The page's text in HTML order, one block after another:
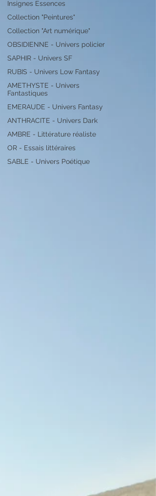
Insignes Essences
Collection "Peintures"
Collection "Art numérique"
OBSIDIENNE - Univers policier
SAPHIR - Univers SF
RUBIS - Univers Low Fantasy
AMETHYSTE - Univers
Fantastiques
EMERAUDE - Univers Fantasy
ANTHRACITE - Univers Dark
AMBRE - Littérature réaliste
OR - Essais littéraires
SABLE - Univers Poétique